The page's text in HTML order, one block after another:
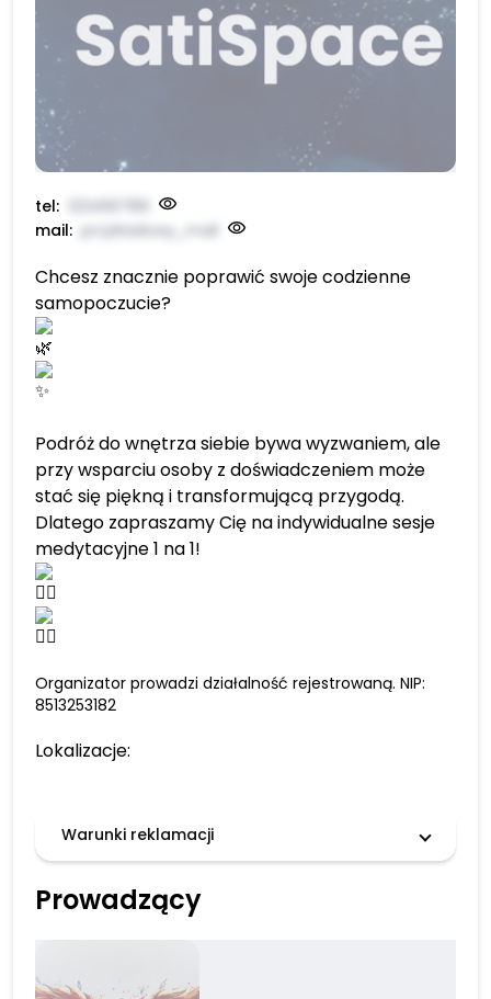
tel:
mail: przykładowy_mail
Chcesz znacznie poprawić swoje codzienne
samopoczucie?
Podróż do wnętrza siebie bywa wyzwaniem, ale
przy wsparciu osoby z doświadczeniem może
stać się piękną i transformującą przygodą.
Dlatego zapraszamy Cię na indywidualne sesje
medytacyjne 1 na 1!
Organizator prowadzi działalność rejestrowaną. NIP:
8513253182
Lokalizacje:
Warunki reklamacji
Prowadzący